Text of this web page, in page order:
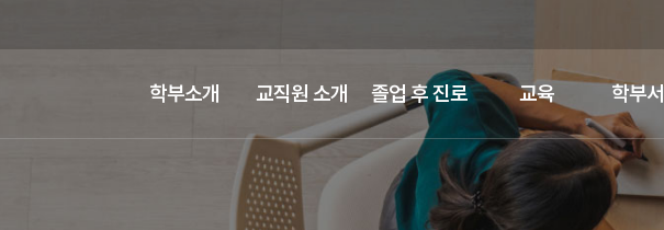
학부소개 교직원 소개 졸업 후 진로 교육 학부